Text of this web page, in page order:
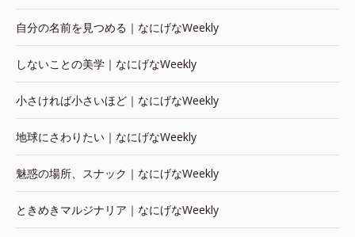
自分の名前を見つめる｜なにげなWeekly
しないことの美学｜なにげなWeekly
小さければ小さいほど｜なにげなWeekly
地球にさわりたい｜なにげなWeekly
魅惑の場所、スナック｜なにげなWeekly
ときめきマルジナリア｜なにげなWeekly